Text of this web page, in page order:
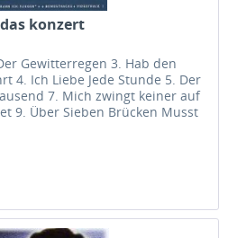
konzert
Gewitterregen 3. Hab den
4. Ich Liebe Jede Stunde 5. Der
7. Mich zwingt keiner auf
9. Über Sieben Brücken Musst